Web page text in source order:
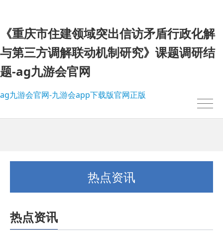
《重庆市住建领域突出信访矛盾行政化解
与第三方调解联动机制研究》课题调研结
题-ag九游会官网
ag九游会官网-九游会app下载版官网正版
热点资讯
热点资讯